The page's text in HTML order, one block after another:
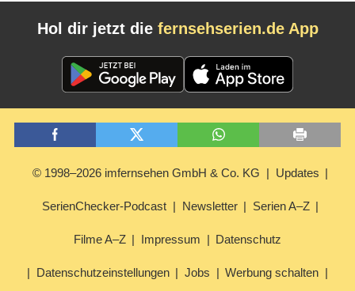
Hol dir jetzt die fernsehserien.de App
© 1998–2026 imfernsehen GmbH & Co. KG Updates
SerienChecker-Podcast Newsletter Serien A–Z
Filme A–Z Impressum Datenschutz
Datenschutzeinstellungen Jobs Werbung schalten